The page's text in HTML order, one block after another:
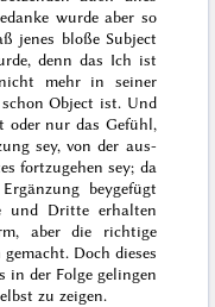
wurde aber so
jenes bloße Subject
denn das Ich ist
mehr in seiner
Object ist. Und
oder nur das Gefühl,
sey, von der aus-
fortzugehen sey; da
beygefügt
und Dritte erhalten
aber die richtige
Doch dieses
in der Folge gelingen
zu zeigen.